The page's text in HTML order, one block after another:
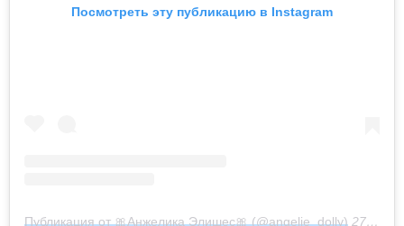
Посмотреть эту публикацию в Instagram
Публикация от 🎀Анжелика Элишес🎀 (@angelie_dolly) 27 Янв 2020 в 8:21 PST